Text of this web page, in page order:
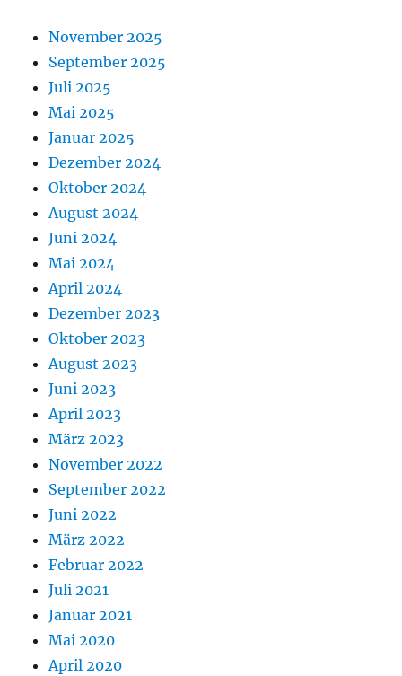
November 2025
September 2025
Juli 2025
Mai 2025
Januar 2025
Dezember 2024
Oktober 2024
August 2024
Juni 2024
Mai 2024
April 2024
Dezember 2023
Oktober 2023
August 2023
Juni 2023
April 2023
März 2023
November 2022
September 2022
Juni 2022
März 2022
Februar 2022
Juli 2021
Januar 2021
Mai 2020
April 2020